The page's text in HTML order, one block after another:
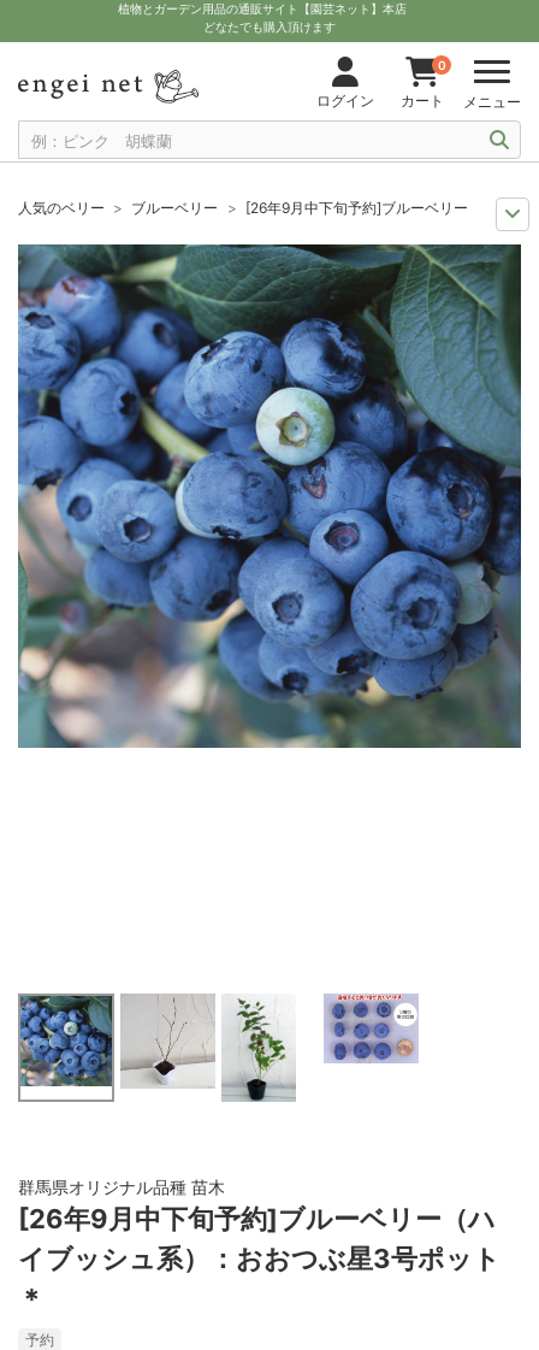
植物とガーデン用品の通販サイト【園芸ネット】本店
どなたでも購入頂けます
ログイン
0
カート メニュー
人気のベリー ブルーベリー
[26年9月中下旬予約]ブルーベリー（ハイブ
9月中下旬予約
苗・果樹 [26年9月中下旬予約]ブルーベリー（ハイブッ
群馬県オリジナル品種 苗木
[26年9月中下旬予約]ブルーベリー（ハ
イブッシュ系）：おおつぶ星3号ポット
＊
予約